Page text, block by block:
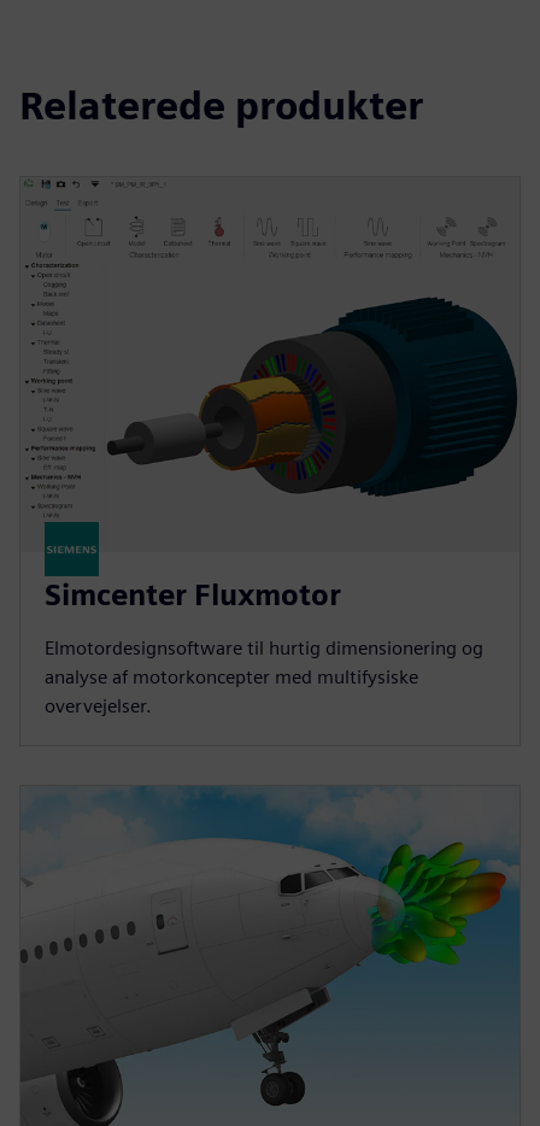
Relaterede produkter
Simcenter Fluxmotor
Elmotordesignsoftware til hurtig dimensionering og
analyse af motorkoncepter med multifysiske
overvejelser.